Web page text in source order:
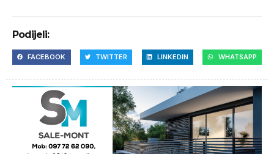
Podijeli:
FACEBOOK TWITTER LINKEDIN WHATSAPP